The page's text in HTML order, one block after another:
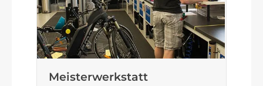
Meisterwerkstatt